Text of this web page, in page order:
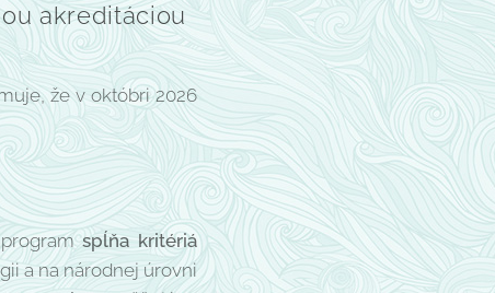
akreditáciou
že v októbri 2026
programspĺňa kritériá
a na národnej úrovni